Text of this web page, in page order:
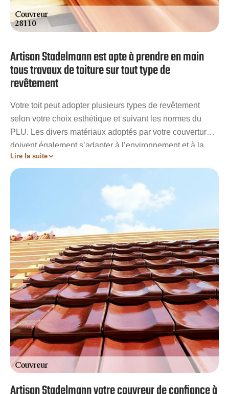
Artisan Stadelmann est apte à prendre en main
tous travaux de toiture sur tout type de
revêtement
Votre toit peut adopter plusieurs types de revêtement
selon votre choix esthétique et suivant les normes du
PLU. Les divers matériaux adoptés par votre couverture
doivent également s’adapter à l’environnement et à la
situation géographique de votre bâtisse. Quel que soit le
type de votre chantier à Luce (construction neuve,
rénovation de toiture, remise en état ou entretien de
couverture), vous pouvez compter sur le savoir-faire et
l’expertise de nos couvreurs. Artisan Stadelmann vous
garantira toujours des résultats à la hauteur de votre
espérance.
Lire la suite